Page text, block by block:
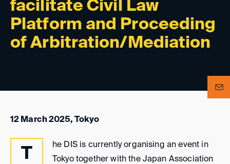
facilitate Civil Law
Platform and Proceeding
of Arbitration/Mediation
12 March 2025, Tokyo
T
he DIS is currently organising an event in
Tokyo together with the Japan Association